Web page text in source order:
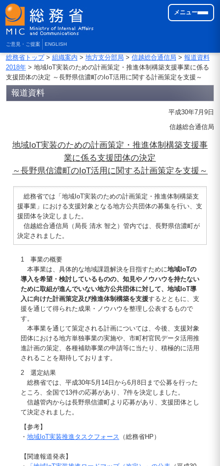
ご意見・ご提案 ENGLISH
メニュー
総務省トップ> 組織案内 > 地方支分部局 > 信越総合通信局 > 報道資料
2018年> 地域IoT実装のための計画策定・推進体制構築支援事業に係る
支援団体の決定 ～長野県信濃町のIoT活用に関する計画策定を支援～
報道資料
平成30年7月9日
信越総合通信局
地域IoT実装のための計画策定・推進体制構築支援事
業に係る支援団体の決定
～長野県信濃町のIoT活用に関する計画策定を支援～
総務省では「地域IoT実装のための計画策定・推進体制構築支
援事業」における支援対象となる地方公共団体の募集を行い、支
援団体を決定しました。
信越総合通信局（局長 清水 智之）管内では、長野県信濃町が
決定されました。
1 事業の概要
本事業は、具体的な地域課題解決を目指すために地域IoTの
導入を希望・検討しているものの、知見やノウハウを持たない
ために取組が進んでいない地方公共団体に対して、地域IoT導
入に向けた計画策定及び推進体制構築を支援するとともに、支
援を通じて得られた成果・ノウハウを整理し公表するもので
す。
本事業を通じて策定される計画については、今後、支援対象
団体における地方単独事業の実施や、市町村官民データ活用推
進計画の策定、各種補助事業の申請等に当たり、積極的に活用
されることを期待しております。
2 選定結果
総務省では、平成30年5月14日から6月8日まで公募を行った
ところ、全国で13件の応募があり、7件を決定しました。
信越管内からは長野県信濃町より応募があり、支援団体とし
て決定されました。
【参考】
・ 地域IoT実装推進タスクフォース （総務省HP）
【関連報道発表】